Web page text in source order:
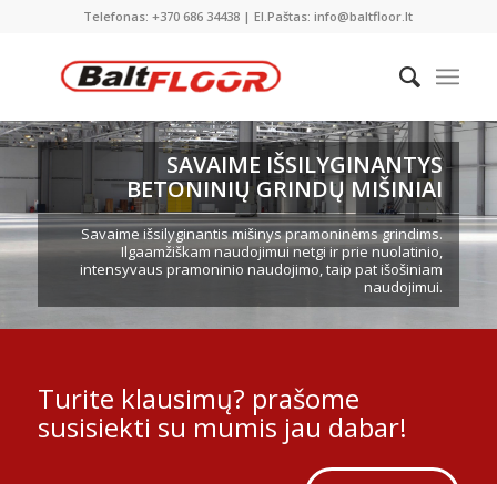
Telefonas: +370 686 34438 | El.Paštas: info@baltfloor.lt
SAVAIME IŠSILYGINANTYS
BETONINIŲ GRINDŲ MIŠINIAI
Savaime išsilyginantis mišinys pramoninėms grindims.
Ilgaamžiškam naudojimui netgi ir prie nuolatinio,
intensyvaus pramoninio naudojimo, taip pat išošiniam
naudojimui.
Turite klausimų? prašome
susisiekti su mumis jau dabar!